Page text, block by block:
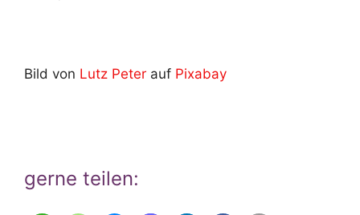
Bild von Lutz Peter auf Pixabay
gerne teilen: